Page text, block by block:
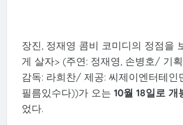
장진, 정재영 콤비 코미디의 정점을
게 살자> (주연: 정재영, 손병호/ 기
감독: 라희찬/ 제공: 씨제이엔터테인
필름있수다))가 오는 10월 18일로 개
었다.